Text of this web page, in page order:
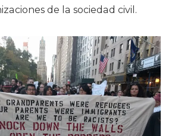
de la sociedad civil.